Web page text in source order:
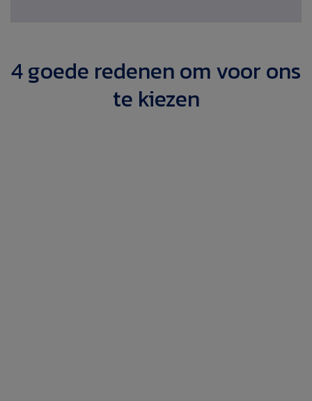
4 goede redenen om voor ons
te kiezen